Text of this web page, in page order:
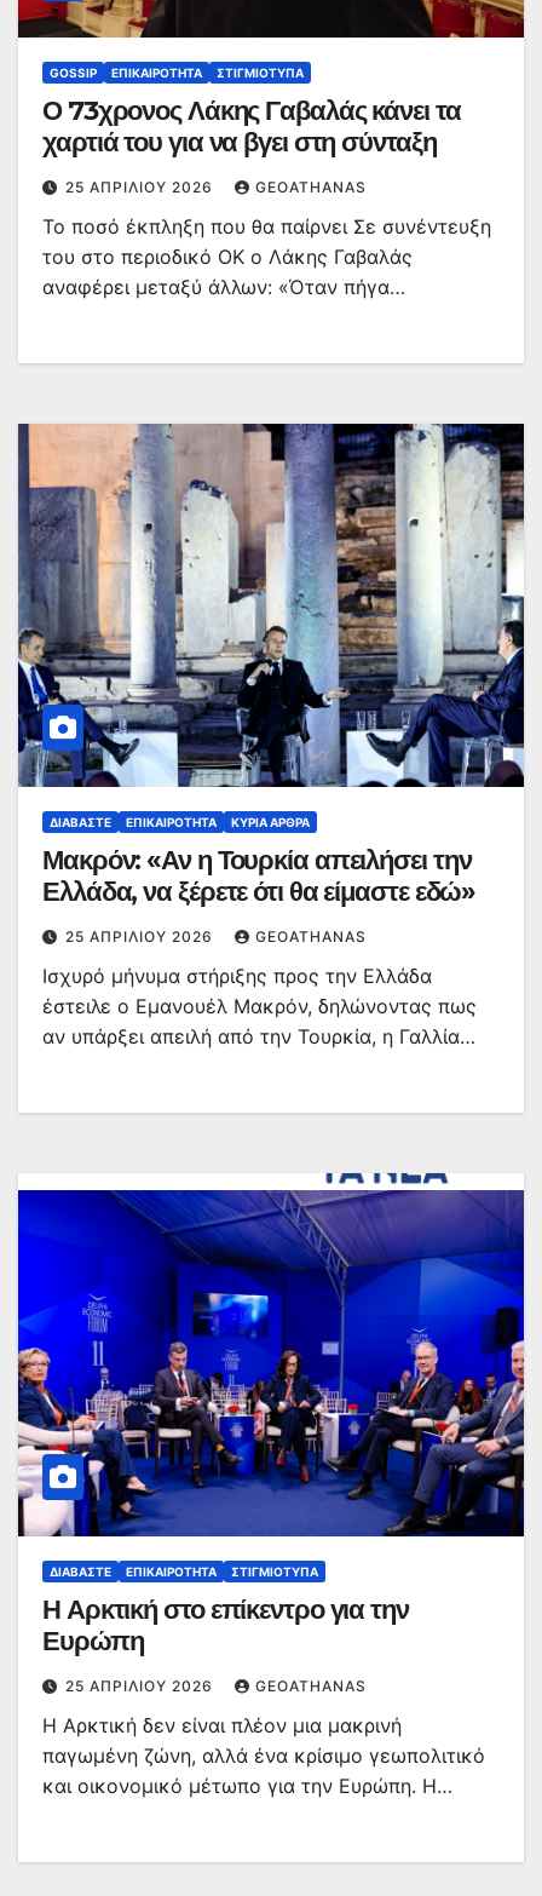
GOSSIP ΕΠΙΚΑΙΡΌΤΗΤΑ ΣΤΙΓΜΙΌΤΥΠΑ
Ο 73χρονος Λάκης Γαβαλάς κάνει τα
χαρτιά του για να βγει στη σύνταξη
25 ΑΠΡΙΛΊΟΥ 2026 GEOATHANAS
Το ποσό έκπληξη που θα παίρνει Σε συνέντευξη
του στο περιοδικό ΟΚ ο Λάκης Γαβαλάς
αναφέρει μεταξύ άλλων: «Όταν πήγα…
ΔΙΑΒΆΣΤΕ ΕΠΙΚΑΙΡΌΤΗΤΑ ΚΥΡΙΑ ΑΡΘΡΑ
Μακρόν: «Αν η Τουρκία απειλήσει την
Ελλάδα, να ξέρετε ότι θα είμαστε εδώ»
25 ΑΠΡΙΛΊΟΥ 2026 GEOATHANAS
Ισχυρό μήνυμα στήριξης προς την Ελλάδα
έστειλε ο Εμανουέλ Μακρόν, δηλώνοντας πως
αν υπάρξει απειλή από την Τουρκία, η Γαλλία…
ΔΙΑΒΆΣΤΕ ΕΠΙΚΑΙΡΌΤΗΤΑ ΣΤΙΓΜΙΌΤΥΠΑ
Η Αρκτική στο επίκεντρο για την
Ευρώπη
25 ΑΠΡΙΛΊΟΥ 2026 GEOATHANAS
Η Αρκτική δεν είναι πλέον μια μακρινή
παγωμένη ζώνη, αλλά ένα κρίσιμο γεωπολιτικό
και οικονομικό μέτωπο για την Ευρώπη. Η…